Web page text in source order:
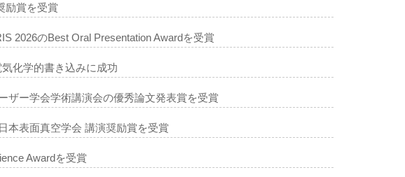
励賞を受賞
2026のBest Oral Presentation Awardを受賞
化学的書き込みに成功
ザー学会学術講演会の優秀論文発表賞を受賞
本表面真空学会 講演奨励賞を受賞
Awardを受賞